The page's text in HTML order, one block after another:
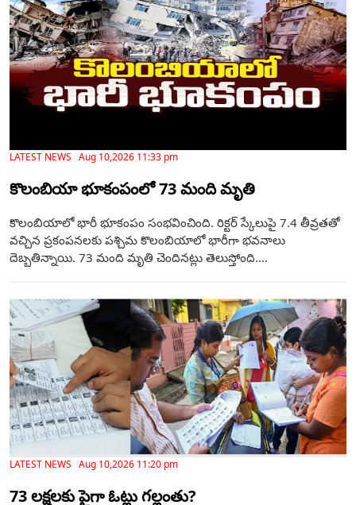
LATEST NEWS Aug 10,2026 11:33 pm
కొలంబియా భూకంపంలో 73 మంది మృతి
కొలంబియాలో భారీ భూకంపం సంభవించింది. రిక్టర్ స్కేలుపై 7.4 తీవ్రతతో
వచ్చిన ప్రకంపనలకు పశ్చిమ కొలంబియాలో భారీగా భవనాలు
దెబ్బతిన్నాయి. 73 మంది మృతి చెందినట్లు తెలుస్తోంది....
LATEST NEWS Aug 10,2026 11:20 pm
73 లక్షలకు పైగా ఓట్లు గల్లంతు?